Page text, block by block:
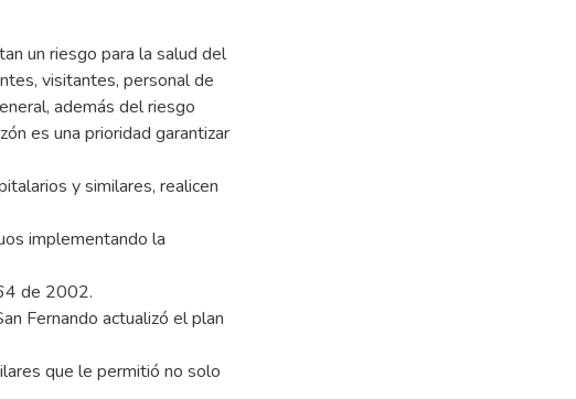
un riesgo para la salud del
visitantes, personal de
además del riesgo
es una prioridad garantizar
y similares, realicen
implementando la
de 2002.
Fernando actualizó el plan
que le permitió no solo